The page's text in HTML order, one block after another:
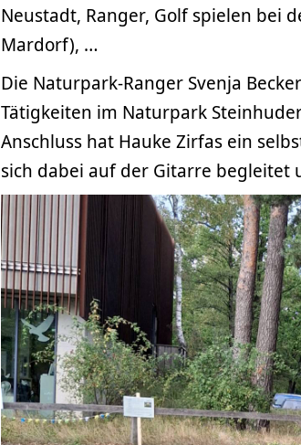
Neustadt, Ranger, Golf spielen bei
Mardorf), …
Die Naturpark-Ranger Svenja
Tätigkeiten im Naturpark
Anschluss hat Hauke Zirfas ein
sich dabei auf der Gitarre